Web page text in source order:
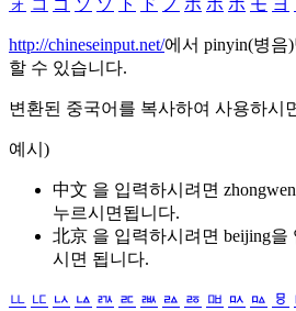
ォ コ ゴ ソ ゾ ト ド ノ ホ ボ ポ モ ヨ
http://chineseinput.net/에서 pinyin(병음
할 수 있습니다.
변환된 중국어를 복사하여 사용하시
예시)
中文 을 입력하시려면 zhongwen
누르시면됩니다.
北京 을 입력하시려면 beijing을
시면 됩니다.
ㅥ ㅦ ㅧ ㅨ ㅩ ㅪ ㅫ ㅬ ㅭ ㅮ ㅯ ㅰ ㅱ